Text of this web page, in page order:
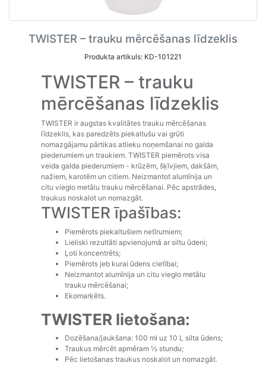
TWISTER – trauku mērcēšanas līdzeklis
Produkta artikuls: KD-101221
TWISTER – trauku
mērcēšanas līdzeklis
TWISTER ir augstas kvalitātes trauku mērcēšanas
līdzeklis, kas paredzēts piekaltušu vai grūti
nomazgājamu pārtikas atlieku noņemšanai no galda
piederumiem un traukiem. TWISTER piemērots visa
veida galda piederumiem - krūzēm, šķīvjiem, dakšām,
nažiem, karotēm un citiem. Neizmantot alumīnija un
citu vieglo metālu trauku mērcēšanai. Pēc apstrādes,
traukus noskalot un nomazgāt.
TWISTER īpašības:
Piemērots piekaltušiem netīrumiem;
Lieliski rezultāti apvienojumā ar siltu ūdeni;
Ļoti koncentrēts;
Piemērots jeb kurai ūdens cietībai;
Neizmantot alumīnija un citu vieglo metālu
trauku mērcēšanai;
Ekomarķēts.
TWISTER lietošana:
Dozēšana/jaukšana: 100 ml uz 10 L silta ūdens;
Traukus mērcēt apmēram ½ stundu;
Pēc lietošanas traukus noskalot un nomazgāt.